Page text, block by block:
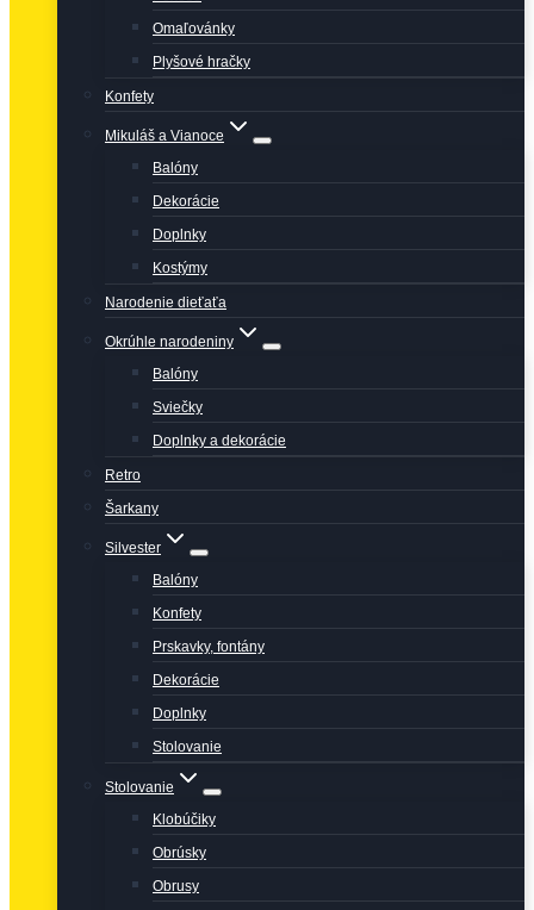
Omaľovánky
Plyšové hračky
Konfety
Mikuláš a Vianoce
Balóny
Dekorácie
Doplnky
Kostýmy
Narodenie dieťaťa
Okrúhle narodeniny
Balóny
Sviečky
Doplnky a dekorácie
Retro
Šarkany
Silvester
Balóny
Konfety
Prskavky, fontány
Dekorácie
Doplnky
Stolovanie
Stolovanie
Klobúčiky
Obrúsky
Obrusy